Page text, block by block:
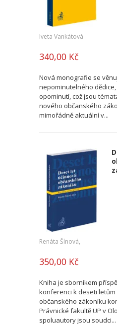
Iveta Vankátová
340,00 Kč
Nová monografie se
nepominutelného
opominutí, což jsou
nového občanského
mimořádně aktuální v...
Renáta Šínová,
350,00 Kč
Kniha je sborníkem
konferenci k deseti letům
občanského zákoníku
Právnické fakultě UP v
spoluautory jsou soudci...